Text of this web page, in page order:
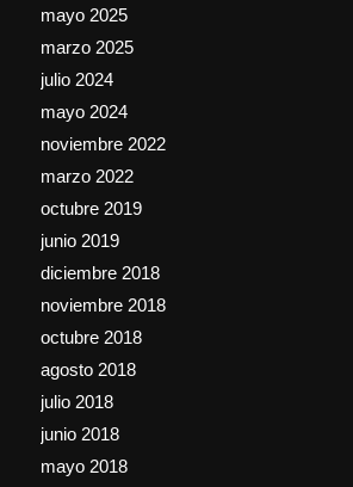
mayo 2025
marzo 2025
julio 2024
mayo 2024
noviembre 2022
marzo 2022
octubre 2019
junio 2019
diciembre 2018
noviembre 2018
octubre 2018
agosto 2018
julio 2018
junio 2018
mayo 2018